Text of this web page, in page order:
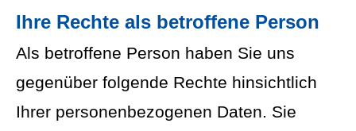
Ihre Rechte als betroffene Person
Als betroffene Person haben Sie uns
gegenüber folgende Rechte hinsichtlich
Ihrer personenbezogenen Daten. Sie